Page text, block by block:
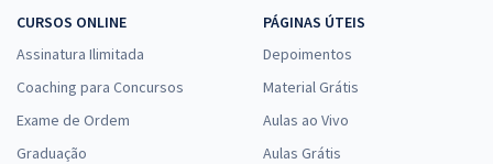
CURSOS ONLINE
Assinatura Ilimitada
Coaching para Concursos
Exame de Ordem
Graduação
PÁGINAS ÚTEIS
Depoimentos
Material Grátis
Aulas ao Vivo
Aulas Grátis